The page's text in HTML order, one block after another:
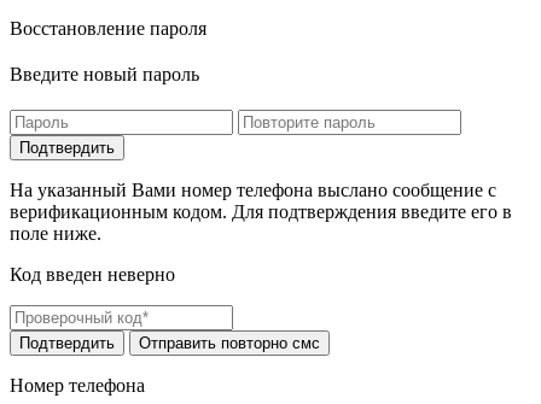
Восстановление пароля
Введите новый пароль
На указанный Вами номер телефона выслано сообщение с
верификационным кодом. Для подтверждения введите его в
поле ниже.
Код введен неверно
Номер телефона